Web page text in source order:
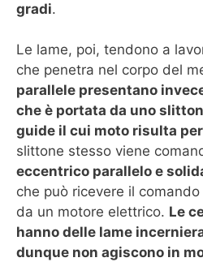
gradi.
Le lame, poi, tendono a
che penetra nel corpo del
parallele presentano
che è portata da uno
guide il cui moto risulta
slittone stesso viene
eccentrico parallelo e
che può ricevere il
da un motore elettrico. Le
hanno delle lame
dunque non agiscono in